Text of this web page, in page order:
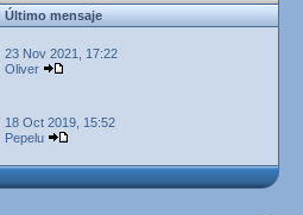
Último mensaje
23 Nov 2021, 17:22
Oliver
18 Oct 2019, 15:52
Pepelu